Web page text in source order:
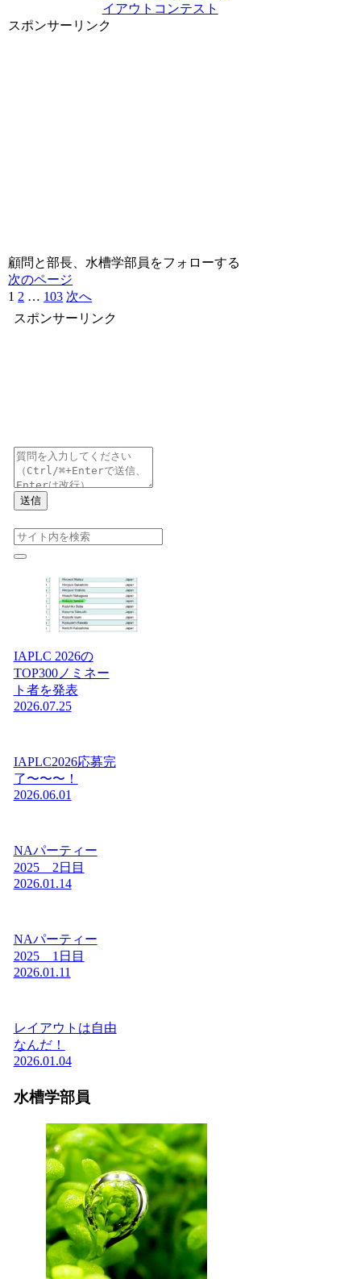
イアウトコンテスト
スポンサーリンク
顧問と部長、水槽学部員をフォローする
次のページ
1 2 … 103 次へ
スポンサーリンク
送信
IAPLC 2026の
TOP300ノミネー
ト者を発表
2026.07.25
IAPLC2026応募完
了〜〜〜！
2026.06.01
NAパーティー
2025 2日目
2026.01.14
NAパーティー
2025 1日目
2026.01.11
レイアウトは自由
なんだ！
2026.01.04
水槽学部員